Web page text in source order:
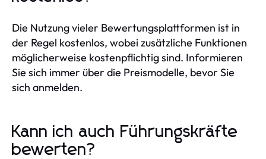
Die Nutzung vieler Bewertungsplattformen ist in
der Regel kostenlos, wobei zusätzliche Funktionen
möglicherweise kostenpflichtig sind. Informieren
Sie sich immer über die Preismodelle, bevor Sie
sich anmelden.
Kann ich auch Führungskräfte
bewerten?